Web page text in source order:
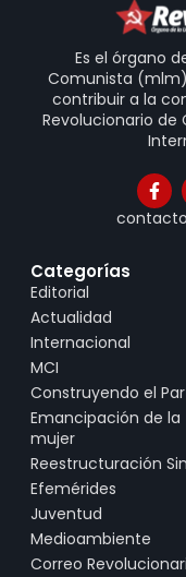
Es el órgano
Comunista
contribuir a la
Revolucionario
Categorías
Editorial
Actualidad
Internacional
MCI
Construyendo el
Emancipación de la
mujer
Reestructuración
Efemérides
Juventud
Medioambiente
Correo